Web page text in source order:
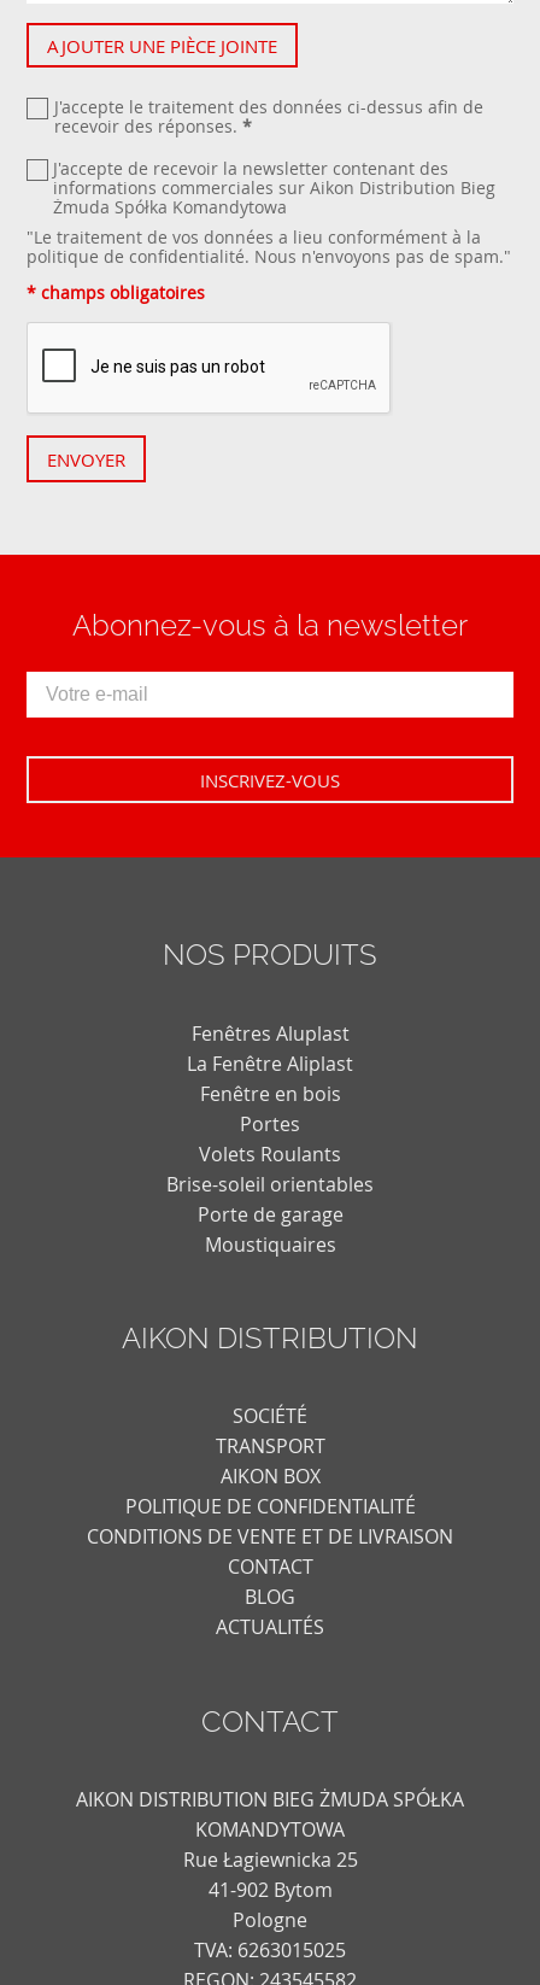
AJOUTER UNE PIÈCE JOINTE
J'accepte le traitement des données ci-dessus afin de
recevoir des réponses. *
J'accepte de recevoir la newsletter contenant des
informations commerciales sur Aikon Distribution Bieg
Żmuda Spółka Komandytowa
"Le traitement de vos données a lieu conformément à la
politique de confidentialité. Nous n'envoyons pas de spam."
* champs obligatoires
ENVOYER
Abonnez-vous à la newsletter
NOS PRODUITS
Fenêtres Aluplast
La Fenêtre Aliplast
Fenêtre en bois
Portes
Volets Roulants
Brise-soleil orientables
Porte de garage
Moustiquaires
AIKON DISTRIBUTION
SOCIÉTÉ
TRANSPORT
AIKON BOX
POLITIQUE DE CONFIDENTIALITÉ
CONDITIONS DE VENTE ET DE LIVRAISON
CONTACT
BLOG
ACTUALITÉS
CONTACT
AIKON DISTRIBUTION BIEG ŻMUDA SPÓŁKA
KOMANDYTOWA
Rue Łagiewnicka 25
41-902 Bytom
Pologne
TVA: 6263015025